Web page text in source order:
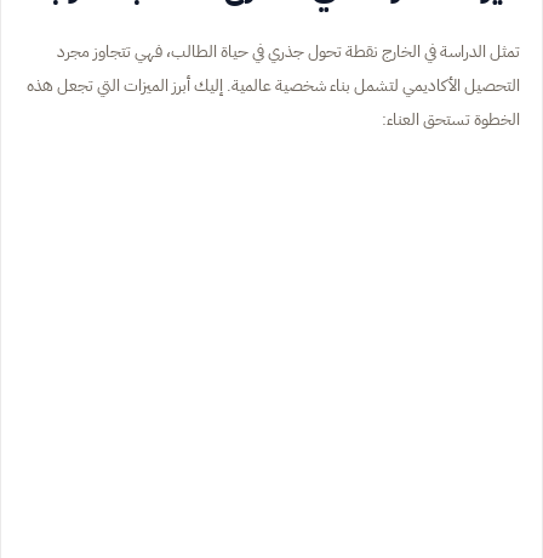
تمثل الدراسة في الخارج نقطة تحول جذري في حياة الطالب، فهي تتجاوز مجرد
التحصيل الأكاديمي لتشمل بناء شخصية عالمية. إليك أبرز الميزات التي تجعل هذه
الخطوة تستحق العناء: